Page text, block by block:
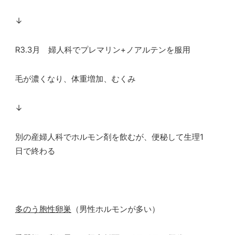
↓
R3.3 月 婦人科でプレマリン+ ノアルテンを服用
毛が濃くなり、体重増加、むくみ
↓
別の産婦人科でホルモン剤を飲むが、便秘して生理1
日で終わる
多のう胞性卵巣 （男性ホルモンが多い）